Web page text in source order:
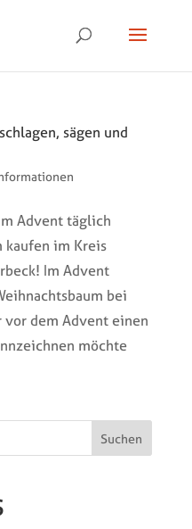
sägen und
Advent täglich
kaufen im Kreis
Im Advent
bei
vor dem Advent einen
möchte
Suchen